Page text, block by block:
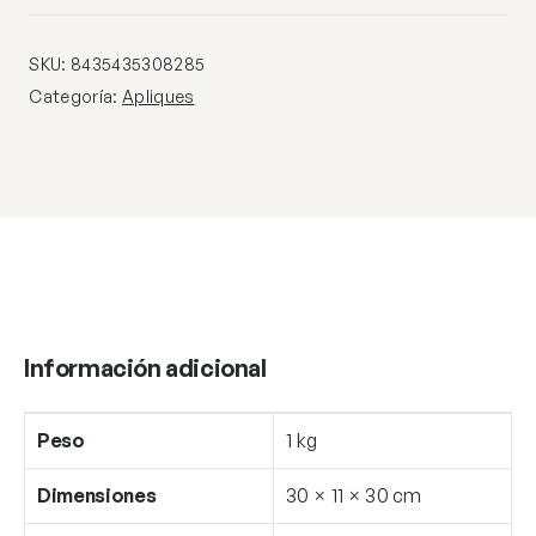
SKU: 8435435308285
Categoría: Apliques
Información adicional
Peso 1 kg
Dimensiones 30 × 11 × 30 cm